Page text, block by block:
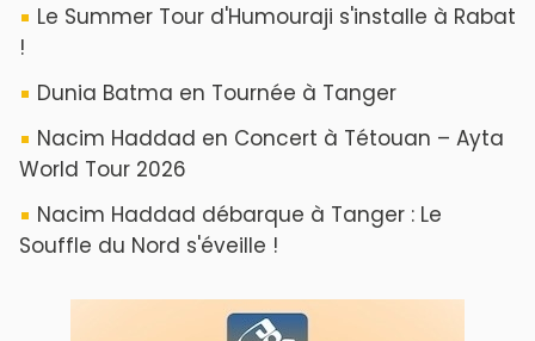
Le Summer Tour d'Humouraji s'installe à Rabat
!
Dunia Batma en Tournée à Tanger
Nacim Haddad en Concert à Tétouan – Ayta
World Tour 2026
Nacim Haddad débarque à Tanger : Le
Souffle du Nord s'éveille !